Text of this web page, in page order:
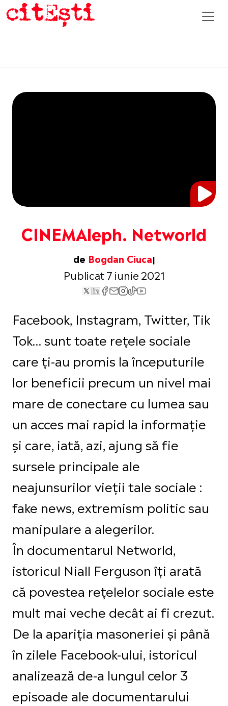
CINEMAleph. Networld
de Bogdan Ciuca
Publicat 7 iunie 2021
Facebook, Instagram, Twitter, Tik
Tok… sunt toate rețele sociale
care ți-au promis la începuturile
lor beneficii precum un nivel mai
mare de conectare cu lumea sau
un acces mai rapid la informație
și care, iată, azi, ajung să fie
sursele principale ale
neajunsurilor vieții tale sociale :
fake news, extremism politic sau
manipulare a alegerilor.
În documentarul Networld,
istoricul Niall Ferguson îți arată
că povestea rețelelor sociale este
mult mai veche decât ai fi crezut.
De la apariția masoneriei și până
în zilele Facebook-ului, istoricul
analizează de-a lungul celor 3
episoade ale documentarului